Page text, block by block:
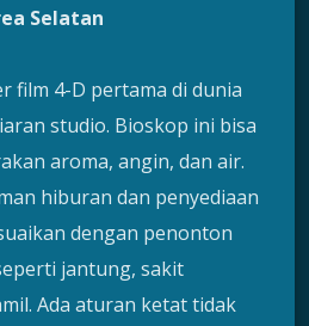
Selatan
film 4-D pertama di dunia
studio. Bioskop ini bisa
aroma, angin, dan air.
hiburan dan penyediaan
dengan penonton
jantung, sakit
Ada aturan ketat tidak